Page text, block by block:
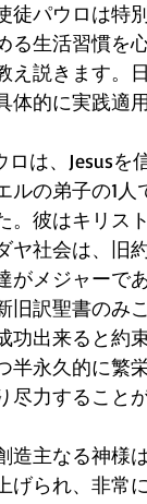
徒パウロは特
る生活習慣を
え説きます。
体的に実践適
ロは、Jesus
ルの弟子の1
。彼はキリス
ヤ社会は、旧
がメジャーで
旧訳聖書のみ
功出来ると約
半永久的に繁
尽力すること
造主なる神
げられ、非常